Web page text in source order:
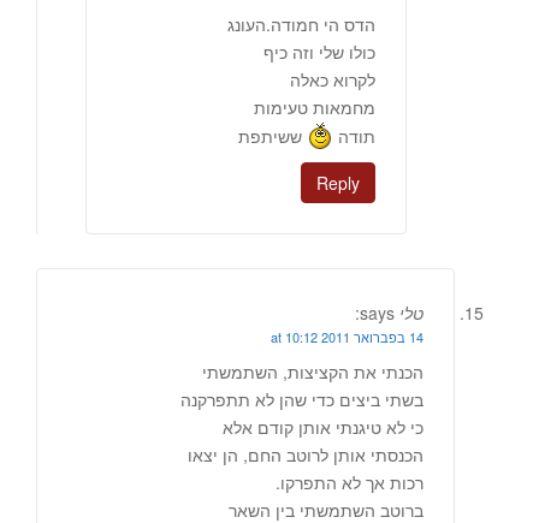
הדס הי חמודה.העונג
כולו שלי וזה כיף
לקרוא כאלה
מחמאות טעימות
תודה
ששיתפת
Reply
טלי says:
14 בפברואר 2011 at 10:12
הכנתי את הקציצות, השתמשתי
בשתי ביצים כדי שהן לא תתפרקנה
כי לא טיגנתי אותן קודם אלא
הכנסתי אותן לרוטב החם, הן יצאו
רכות אך לא התפרקו.
ברוטב השתמשתי בין השאר